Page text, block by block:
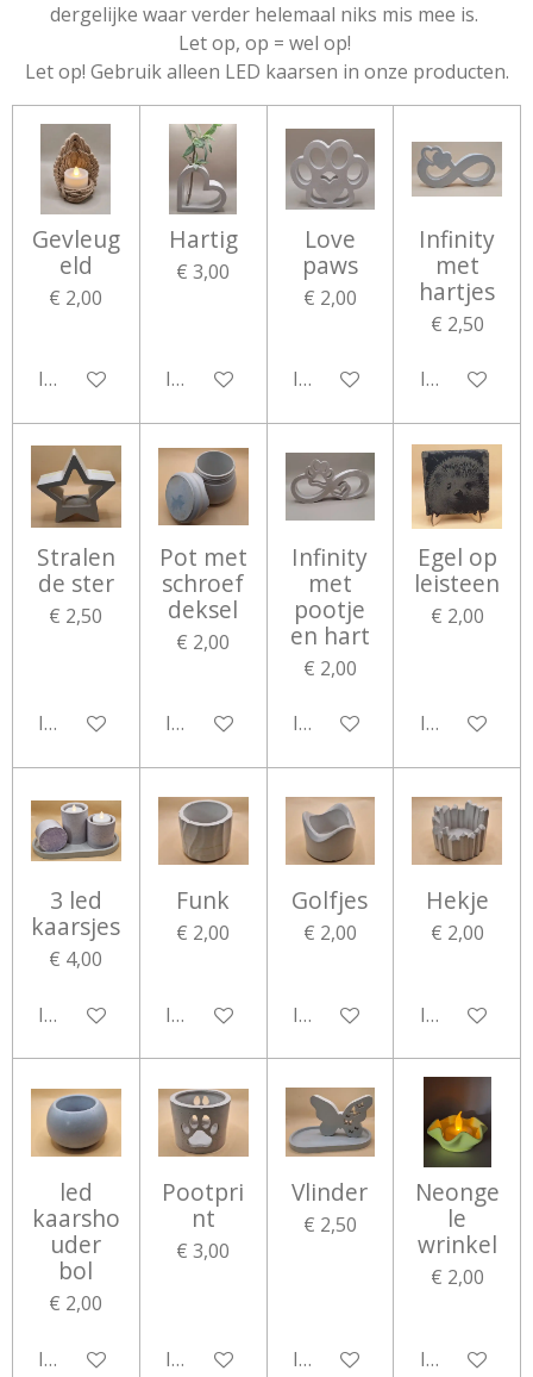
dergelijke waar verder helemaal niks mis mee is.
Let op, op = wel op!
Let op! Gebruik alleen LED kaarsen in onze producten.
Gevleug
eld
€ 2,00
In winkelwagen
Hartig
€ 3,00
In winkelwagen
Love
paws
€ 2,00
In winkelwagen
Infinity
met
hartjes
€ 2,50
In
Stralen
de ster
€ 2,50
In winkelwagen
Pot met
schroef
deksel
€ 2,00
In winkelwagen
Infinity
met
pootje
en hart
€ 2,00
In winkelwagen
Egel op
leisteen
€ 2,00
In
3 led
kaarsjes
€ 4,00
In winkelwagen
Funk
€ 2,00
In winkelwagen
Golfjes
€ 2,00
In winkelwagen
Hekje
€ 2,00
In
led
kaarsho
uder
bol
€ 2,00
In winkelwagen
Pootpri
nt
€ 3,00
In winkelwagen
Vlinder
€ 2,50
In winkelwagen
Neonge
le
wrinkel
€ 2,00
In